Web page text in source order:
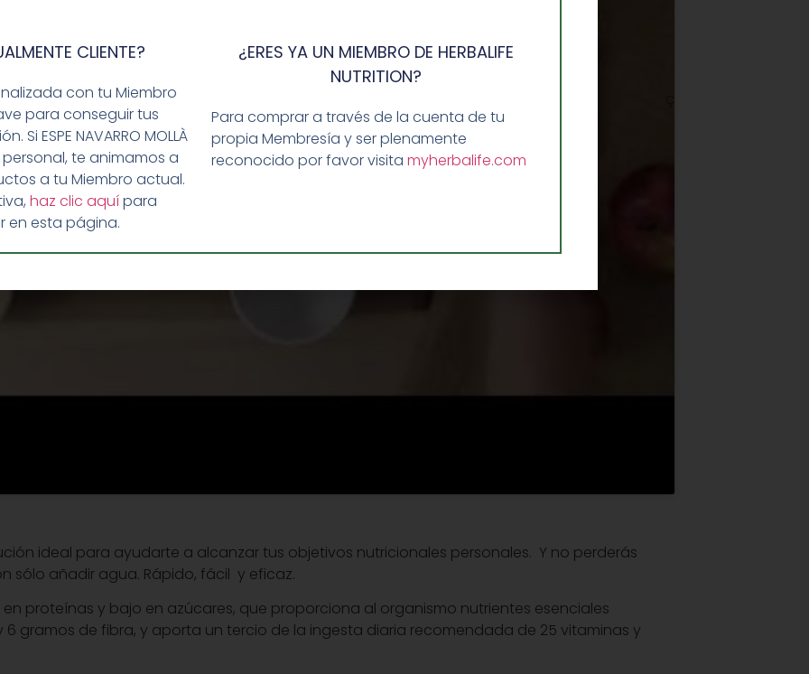
Agita el bote suavemente
Mezcla 3 cucharadas
Haz clic para aceptar cookies de
marketing y permitir este contenido
ideal para ayudarte a alcanzar tus objetivos nutricionales personales. Y no perderás
sólo añadir agua. Rápido, fácil y eficaz.
en proteínas y bajo en azúcares, que proporciona al organismo nutrientes esenciales
gramos de fibra, y aporta un tercio de la ingesta diaria recomendada de 25 vitaminas y
CLIENTE?
con tu Miembro
para conseguir tus
Si ESPE NAVARRO MOLLÀ
te animamos a
a tu Miembro actual.
haz clic aquípara
en esta página.
¿ERES YA UN MIEMBRO DE HERBALIFE
NUTRITION?
Para comprar a través de la cuenta de tu
propia Membresía y ser plenamente
reconocido por favor visita myherbalife.com